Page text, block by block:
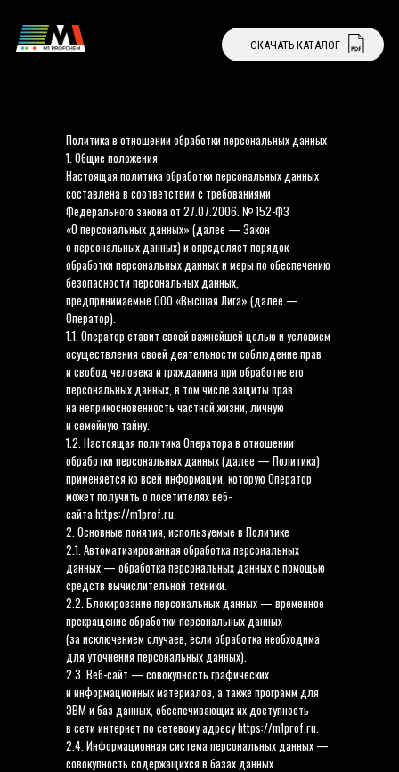
СКАЧАТЬ КАТАЛОГ
Политика в отношении обработки персональных данных
1. Общие положения
Настоящая политика обработки персональных данных
составлена в соответствии с требованиями
Федерального закона от 27.07.2006. № 152-ФЗ
«О персональных данных» (далее — Закон
о персональных данных) и определяет порядок
обработки персональных данных и меры по обеспечению
безопасности персональных данных,
предпринимаемые ООО «Высшая Лига» (далее —
Оператор).
1.1. Оператор ставит своей важнейшей целью и условием
осуществления своей деятельности соблюдение прав
и свобод человека и гражданина при обработке его
персональных данных, в том числе защиты прав
на неприкосновенность частной жизни, личную
и семейную тайну.
1.2. Настоящая политика Оператора в отношении
обработки персональных данных (далее — Политика)
применяется ко всей информации, которую Оператор
может получить о посетителях веб-
сайта https://m1prof.ru.
2. Основные понятия, используемые в Политике
2.1. Автоматизированная обработка персональных
данных — обработка персональных данных с помощью
средств вычислительной техники.
2.2. Блокирование персональных данных — временное
прекращение обработки персональных данных
(за исключением случаев, если обработка необходима
для уточнения персональных данных).
2.3. Веб-сайт — совокупность графических
и информационных материалов, а также программ для
ЭВМ и баз данных, обеспечивающих их доступность
в сети интернет по сетевому адресу https://m1prof.ru.
2.4. Информационная система персональных данных —
совокупность содержащихся в базах данных